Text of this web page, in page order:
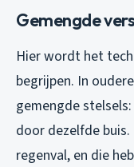
Gemengde
Hier wordt het
begrijpen. In
gemengde
door dezelfde
regenval, en die